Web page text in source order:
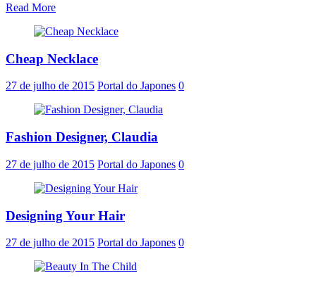
Read More
Cheap Necklace
27 de julho de 2015 Portal do Japones 0
Fashion Designer, Claudia
27 de julho de 2015 Portal do Japones 0
Designing Your Hair
27 de julho de 2015 Portal do Japones 0